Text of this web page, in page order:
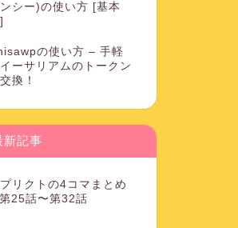
シー)の使い方 [基本
の使い方 – 手軽
ーサリアムのトークン
換！
新記事
リクトの4コマまとめ
25話〜第32話